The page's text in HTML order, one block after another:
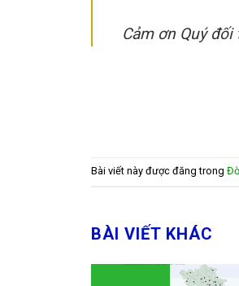
Cảm ơn Quý
Bài viết này được đăng trong
BÀI VIẾT KHÁC